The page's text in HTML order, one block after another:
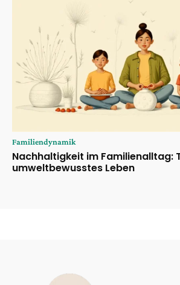
Familiendynamik
Nachhaltigkeit im Familienalltag:
umweltbewusstes Leben